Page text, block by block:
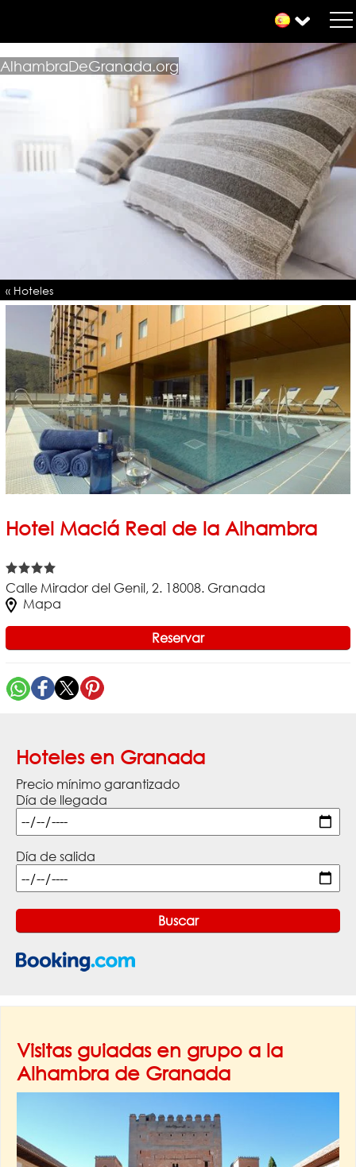
AlhambraDeGranada.org
« Hoteles
Hotel Maciá Real de la Alhambra
Calle Mirador del Genil, 2. 18008. Granada
Mapa
Reservar
Hoteles en Granada
Precio mínimo garantizado
Día de llegada
Día de salida
Visitas guiadas en grupo a la
Alhambra de Granada